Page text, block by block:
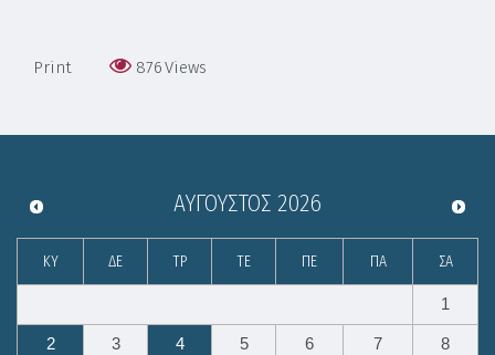
Print 876Views
ΑΎΓΟΥΣΤΟΣ 2026
ΚΥ ΔΕ ΤΡ ΤΕ ΠΕ ΠΑ ΣΑ
1
2 3 4 5 6 7 8